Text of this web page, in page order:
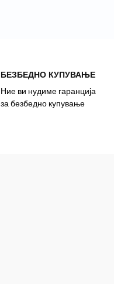
БЕЗБЕДНО КУПУВАЊЕ
Ние ви нудиме гаранција
за безбедно купување